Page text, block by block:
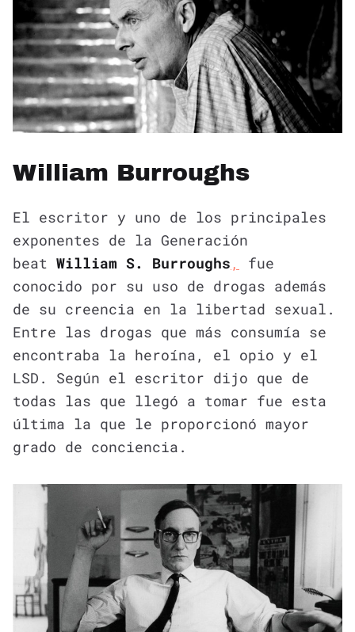
William Burroughs
El escritor y uno de los principales
exponentes de la Generación
beat William S. Burroughs ,
fue
conocido por su uso de drogas además
de su creencia en la libertad sexual.
Entre las drogas que más consumía se
encontraba la heroína, el opio y el
LSD. Según el escritor dijo que de
todas las que llegó a tomar fue esta
última la que le proporcionó mayor
grado de conciencia.